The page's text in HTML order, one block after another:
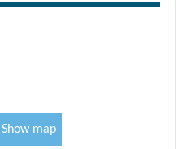
Show map